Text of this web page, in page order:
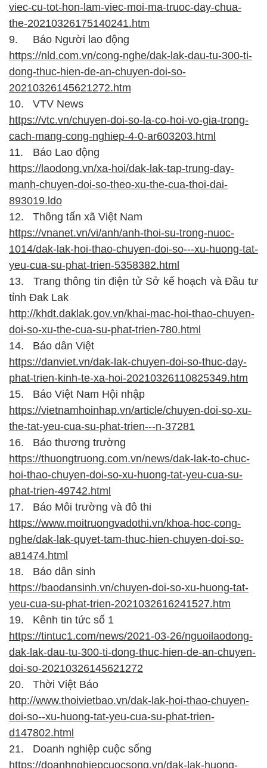
viec-cu-tot-hon-lam-viec-moi-ma-truoc-day-chua-
the-20210326175140241.htm
9.
Báo Người lao động
https://nld.com.vn/cong-nghe/dak-lak-dau-tu-300-ti-
dong-thuc-hien-de-an-chuyen-doi-so-
20210326145621272.htm
10.
VTV News
https://vtc.vn/chuyen-doi-so-la-co-hoi-vo-gia-trong-
cach-mang-cong-nghiep-4-0-ar603203.html
11.
Báo Lao động
https://laodong.vn/xa-hoi/dak-lak-tap-trung-day-
manh-chuyen-doi-so-theo-xu-the-cua-thoi-dai-
893019.ldo
12.
Thông tấn xã Việt Nam
https://vnanet.vn/vi/anh/anh-thoi-su-trong-nuoc-
1014/dak-lak-hoi-thao-chuyen-doi-so---xu-huong-tat-
yeu-cua-su-phat-trien-5358382.html
13.
Trang thông tin điện tử Sở kế hoạch và Đầu tư
tỉnh Đak Lak
http://khdt.daklak.gov.vn/khai-mac-hoi-thao-chuyen-
doi-so-xu-the-cua-su-phat-trien-780.html
14.
Báo dân Việt
https://danviet.vn/dak-lak-chuyen-doi-so-thuc-day-
phat-trien-kinh-te-xa-hoi-20210326110825349.htm
15.
Báo Việt Nam Hội nhập
https://vietnamhoinhap.vn/article/chuyen-doi-so-xu-
the-tat-yeu-cua-su-phat-trien---n-37281
16.
Báo thương trường
https://thuongtruong.com.vn/news/dak-lak-to-chuc-
hoi-thao-chuyen-doi-so-xu-huong-tat-yeu-cua-su-
phat-trien-49742.html
17.
Báo Môi trường và đô thi
https://www.moitruongvadothi.vn/khoa-hoc-cong-
nghe/dak-lak-quyet-tam-thuc-hien-chuyen-doi-so-
a81474.html
18.
Báo dân sinh
https://baodansinh.vn/chuyen-doi-so-xu-huong-tat-
yeu-cua-su-phat-trien-2021032616241527.htm
19.
Kênh tin tức số 1
https://tintuc1.com/news/2021-03-26/nguoilaodong-
dak-lak-dau-tu-300-ti-dong-thuc-hien-de-an-chuyen-
doi-so-20210326145621272
20.
Thời Việt Báo
http://www.thoivietbao.vn/dak-lak-hoi-thao-chuyen-
doi-so--xu-huong-tat-yeu-cua-su-phat-trien-
d147802.html
21.
Doanh nghiệp cuộc sống
https://doanhnghiepcuocsong.vn/dak-lak-huong-